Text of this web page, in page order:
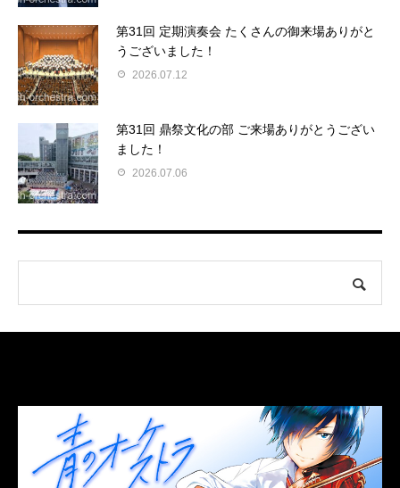
第31回 定期演奏会 たくさんの御来場ありがと
うございました！
2026.07.12
第31回 鼎祭文化の部 ご来場ありがとうござい
ました！
2026.07.06